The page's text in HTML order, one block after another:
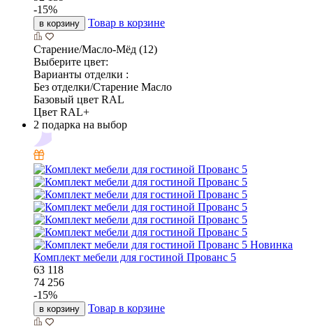
-15%
в корзину Товар в корзине
Старение/Масло-Мёд (12)
Выберите цвет:
Варианты отделки :
Без отделки/Старение Масло
Базовый цвет RAL
Цвет RAL+
2 подарка на выбор
Новинка
Комплект мебели для гостиной Прованс 5
63 118
74 256
-15%
в корзину Товар в корзине